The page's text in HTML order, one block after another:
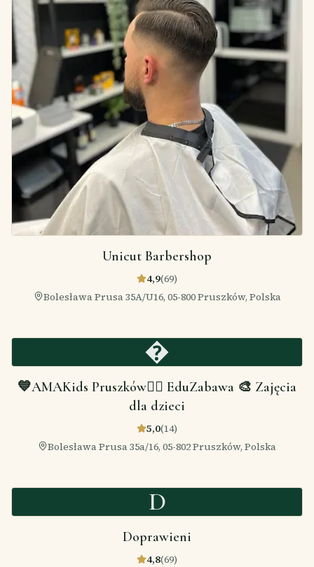
Unicut Barbershop
4,9(69)
Bolesława Prusa 35A/U16, 05-800 Pruszków, Polska

💙AMAKids Pruszków🤹‍♂️ EduZabawa 🎨 Zajęcia
dla dzieci
5,0(14)
Bolesława Prusa 35a/16, 05-802 Pruszków, Polska
D
Doprawieni
4,8(69)